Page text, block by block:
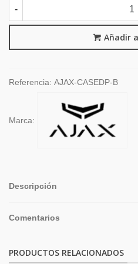
-
Añadir
Referencia: AJAX-CASEDP-B
Marca:
Descripción
Comentarios
PRODUCTOS RELACIONADOS